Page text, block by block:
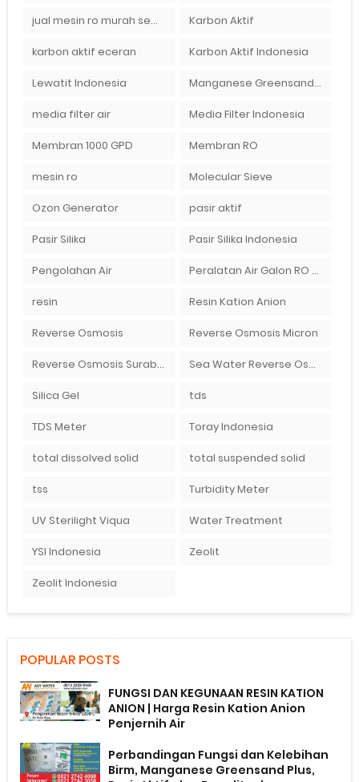
jual mesin ro murah semarang Karbon Aktif
karbon aktif eceran Karbon Aktif Indonesia
Lewatit Indonesia Manganese Greensand Plus
media filter air Media Filter Indonesia
Membran 1000 GPD Membran RO
mesin ro Molecular Sieve
Ozon Generator pasir aktif
Pasir Silika Pasir Silika Indonesia
Pengolahan Air Peralatan Air Galon RO Palembang
resin Resin Kation Anion
Reverse Osmosis Reverse Osmosis Micron
Reverse Osmosis Surabaya Sea Water Reverse Osmosis
Silica Gel tds
TDS Meter Toray Indonesia
total dissolved solid total suspended solid
tss Turbidity Meter
UV Sterilight Viqua Water Treatment
YSI Indonesia Zeolit
Zeolit Indonesia
POPULAR POSTS
FUNGSI DAN KEGUNAAN RESIN KATION
ANION | Harga Resin Kation Anion
Penjernih Air
Perbandingan Fungsi dan Kelebihan
Birm, Manganese Greensand Plus,